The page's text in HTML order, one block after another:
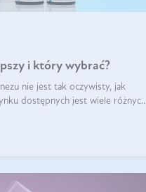
i który wybrać?
nie jest tak oczywisty, jak
dostępnych jest wiele różnych